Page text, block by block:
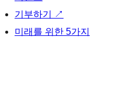
기부하기
↗
미래를 위한 5가지